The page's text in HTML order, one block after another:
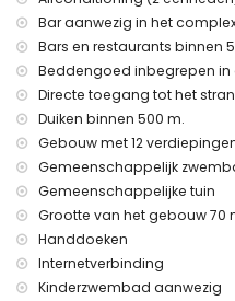
van het appartement)
dichtstbijzijnde park:
meter van het
dichtstbijzijnde
kilometer van het
tweede dichtstbijzijnde
100 kilometer)
nabij openbaar vervoer:
roken is niet toegestaan
huisdieren zijn niet
Het gebouw waar de
lift.
De accommodatie is
kinderen.
Bar aanwezig in het
Bars en restaurants binnen
Beddengoed inbegrepen in
Directe toegang tot het
Duiken binnen 500 m.
Gebouw met 12
Gemeenschappelijk
Gemeenschappelijke tuin
Grootte van het gebouw 70
Handdoeken
Internetverbinding
Kinderzwembad aanwezig